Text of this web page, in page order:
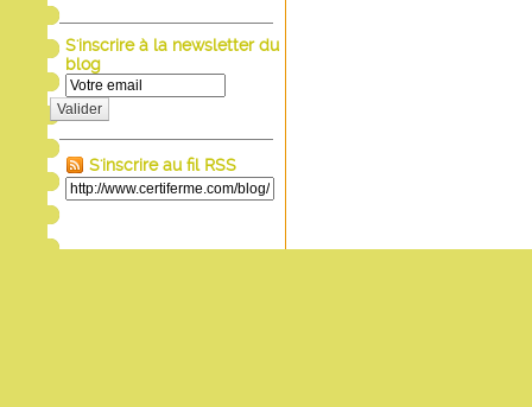
S'inscrire à la newsletter du
blog
Valider
S'inscrire au fil RSS